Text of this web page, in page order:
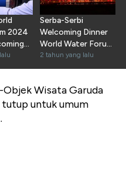
2024
GWK
Serba-Serbi
Welcoming Dinner
World Water Forum
2024
2 tahun yang lalu
-Objek Wisata Garuda
untuk umum